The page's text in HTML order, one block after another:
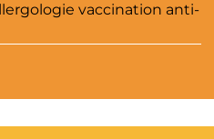
vaccination anti-